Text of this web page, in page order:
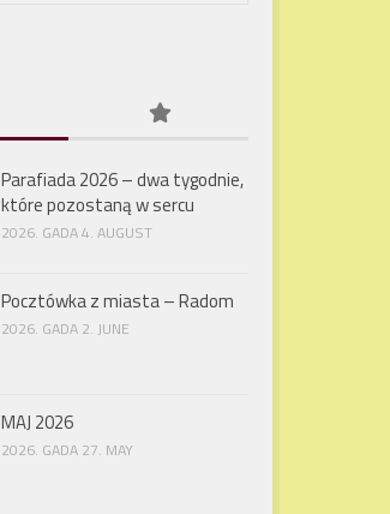
Parafiada 2026 – dwa tygodnie,
które pozostaną w sercu
2026. GADA 4. AUGUST
Pocztówka z miasta – Radom
2026. GADA 2. JUNE
MAJ 2026
2026. GADA 27. MAY